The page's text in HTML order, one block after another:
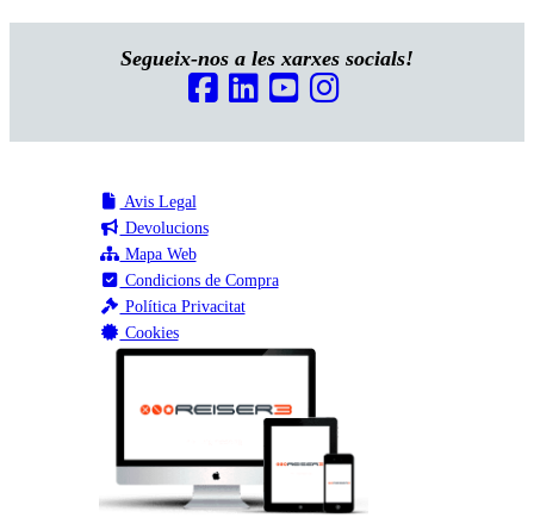
Segueix-nos a les xarxes socials!
Avis Legal
Devolucions
Mapa Web
Condicions de Compra
Política Privacitat
Cookies